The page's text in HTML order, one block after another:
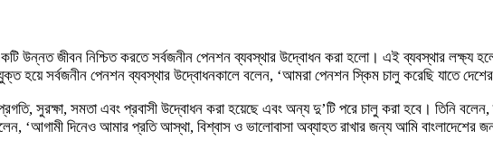
উন্নত জীবন নিশ্চিত করতে সর্বজনীন পেনশন ব্যবস্থার উদ্বোধন করা হলো। এই ব্যবস্থার লক্ষ্য
হয়ে সর্বজনীন পেনশন ব্যবস্থার উদ্বোধনকালে বলেন, ‘আমরা পেনশন স্কিম চালু করেছি যাতে
প্রগতি, সুরক্ষা, সমতা এবং প্রবাসী উদ্বোধন করা হয়েছে এবং অন্য দু’টি পরে চালু করা হবে। তিনি
‘আগামী দিনেও আমার প্রতি আস্থা, বিশ্বাস ও ভালোবাসা অব্যাহত রাখার জন্য আমি